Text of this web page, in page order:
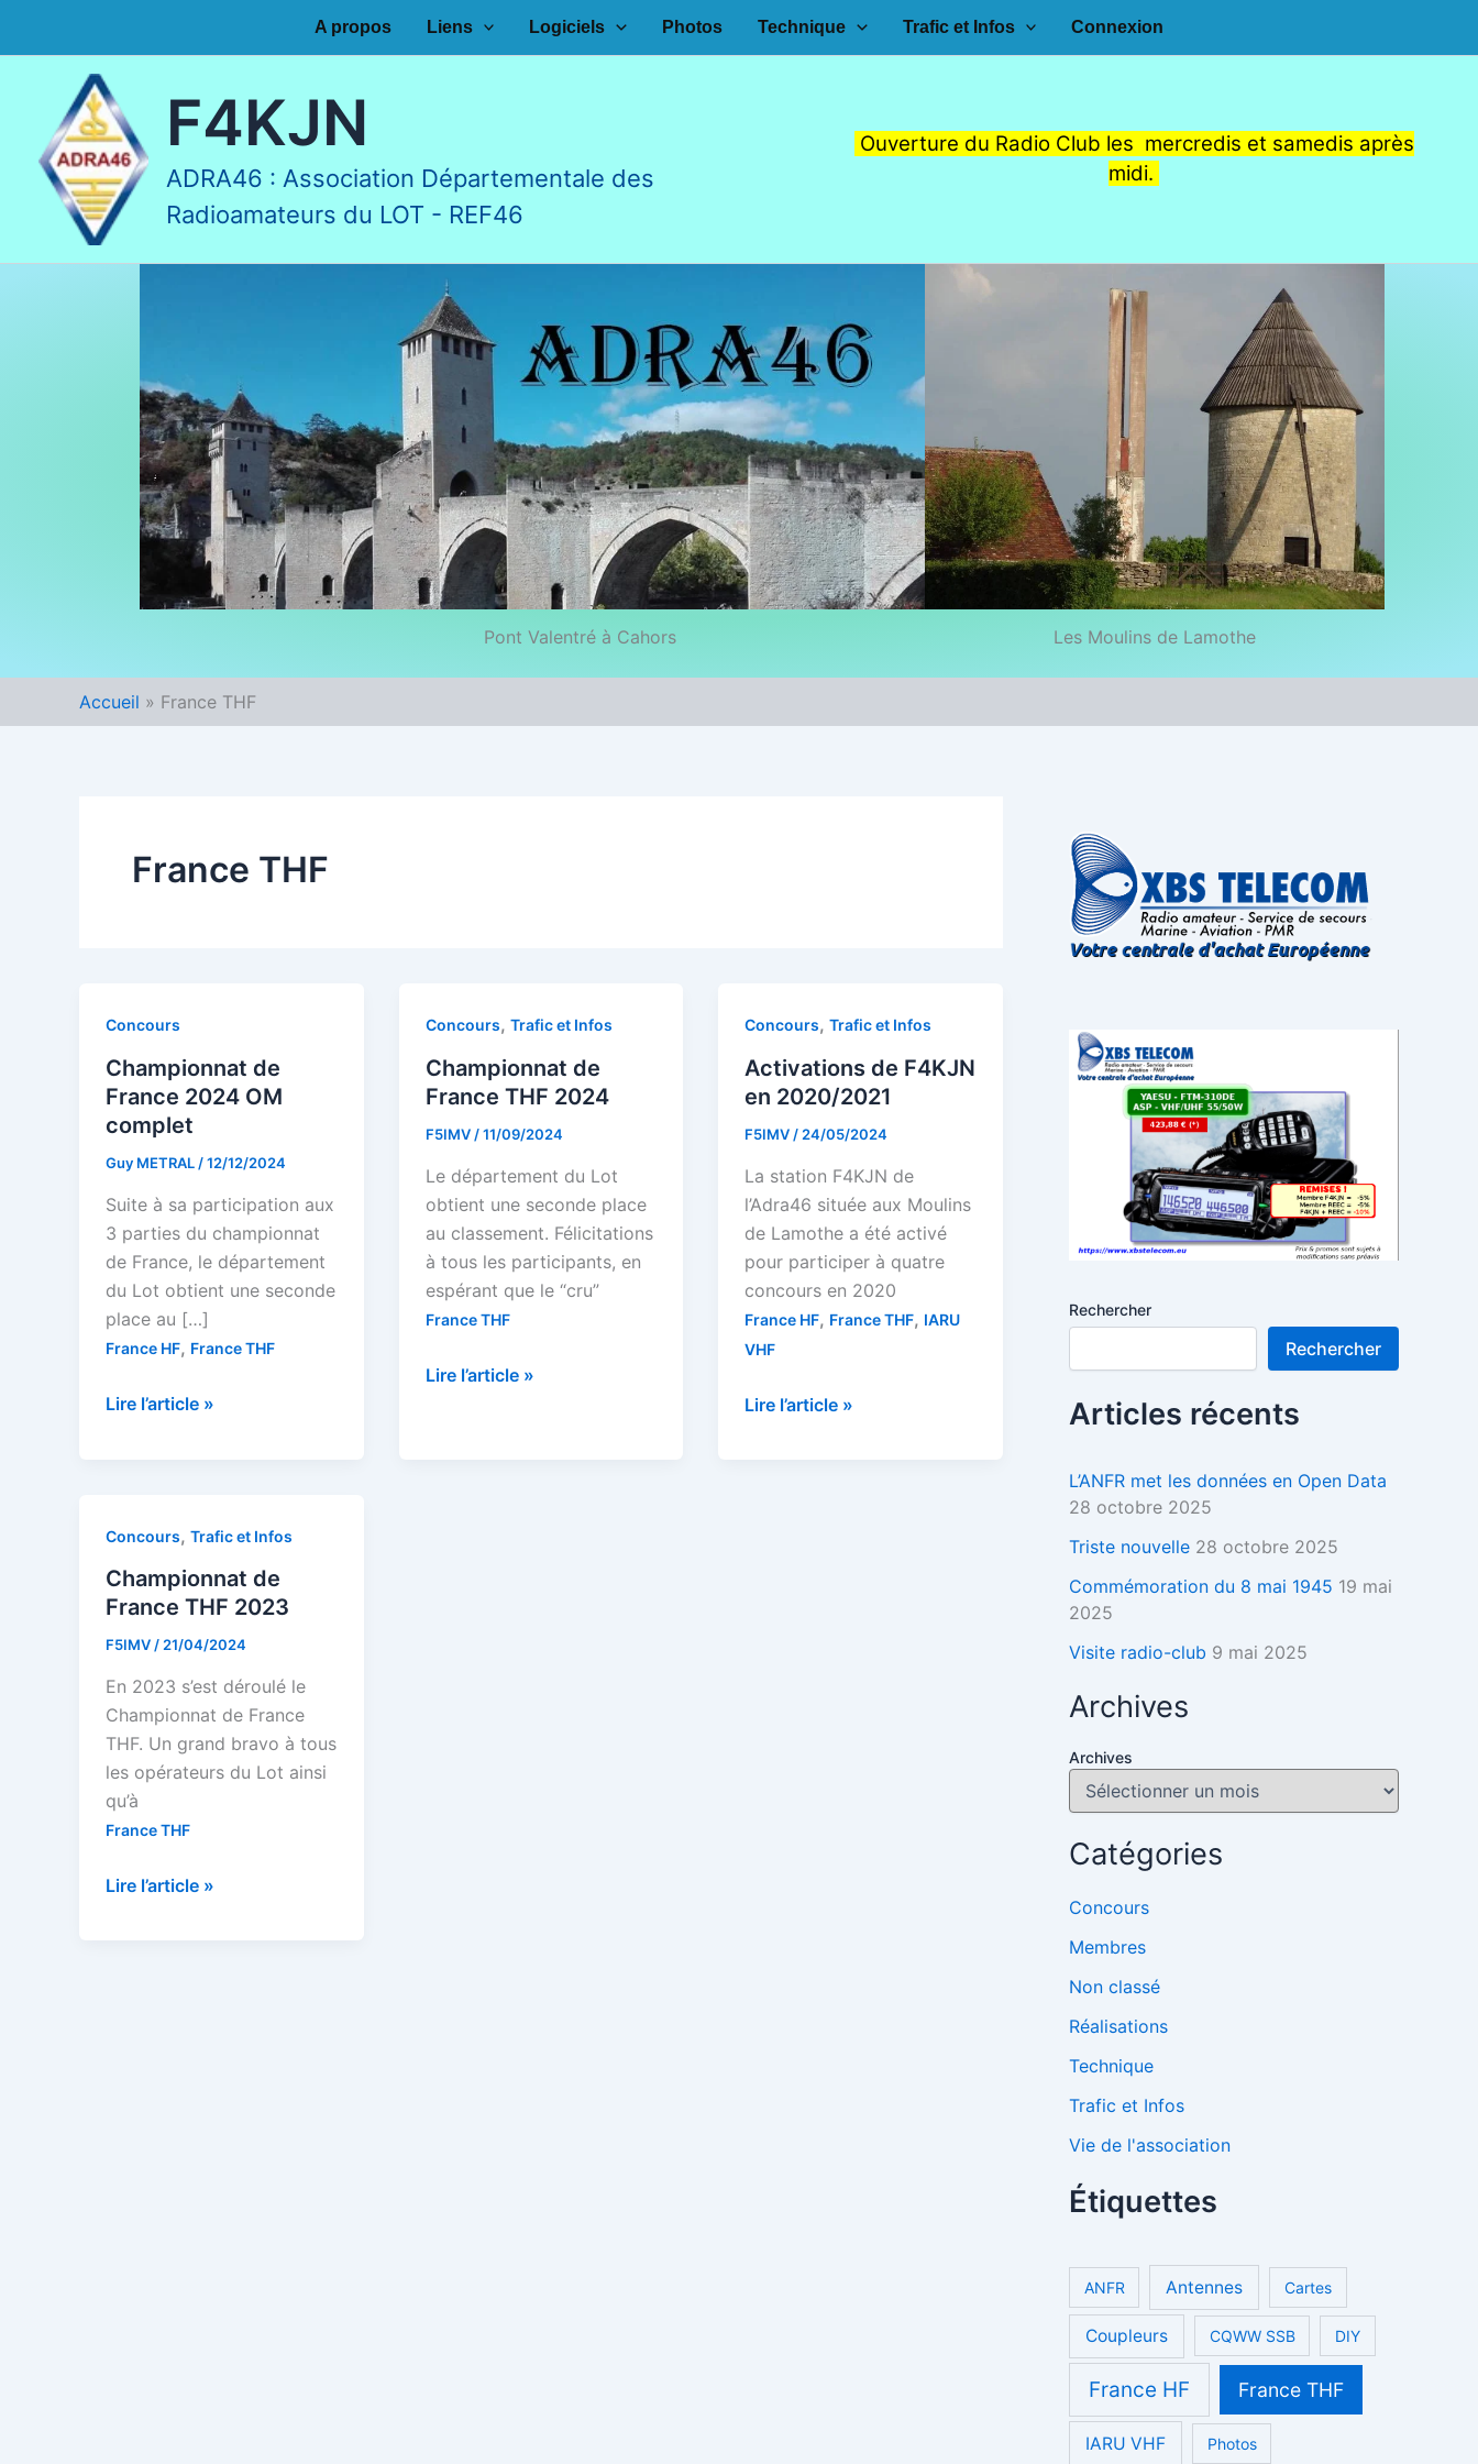
A propos Liens Logiciels Photos Technique Trafic et Infos Connexion
F4KJN
ADRA46 : Association Départementale des
Radioamateurs du LOT - REF46
Ouverture du Radio Club les mercredis et samedis après
midi.
Pont Valentré à Cahors Les Moulins de Lamothe
Accueil France THF
France THF
Concours
Championnat de
France 2024 OM
complet
Guy METRAL/12/12/2024
Suite à sa participation aux
3 parties du championnat
de France, le département
du Lot obtient une seconde
place au […]
France HF, France THF
Championnat
complet
Lire l’article »
Concours, Trafic et Infos
Championnat de
France THF 2024
F5IMV/11/09/2024
Le département du Lot
obtient une seconde place
au classement. Félicitations
à tous les participants, en
espérant que le “cru”
France THF
Championnat
Lire l’article »
Concours,Trafic et Infos
Activations de F4KJN
en 2020/2021
F5IMV/24/05/2024
La station F4KJN de
l’Adra46 située aux Moulins
de Lamothe a été activé
pour participer à quatre
concours en 2020
France HF, France THF, IARU
VHF
Activations
Lire l’article »
Concours, Trafic et Infos
Championnat de
France THF 2023
F5IMV/21/04/2024
En 2023 s’est déroulé le
Championnat de France
THF. Un grand bravo à tous
les opérateurs du Lot ainsi
qu’à
France THF
Championnat
Lire l’article »
Rechercher
Rechercher
Articles récents
L’ANFR met les données en Open Data
28 octobre 2025
Triste nouvelle 28 octobre 2025
Commémoration du 8 mai 1945 19 mai
2025
Visite radio-club 9 mai 2025
Archives
Archives
Catégories
Concours
Membres
Non classé
Réalisations
Technique
Trafic et Infos
Vie de l'association
Étiquettes
ANFR Antennes Cartes
Coupleurs CQWW SSB DIY
France HF France THF
IARU VHF Photos